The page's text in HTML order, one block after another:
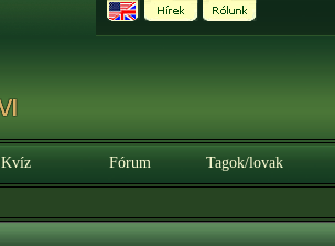
Kvíz Fórum Tagok/lovak